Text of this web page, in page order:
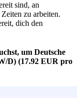
sind, an
zu arbeiten.
dich den
um Deutsche
D) (17.92 EUR pro